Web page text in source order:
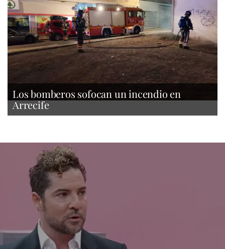
Los bomberos sofocan un incendio en
Arrecife